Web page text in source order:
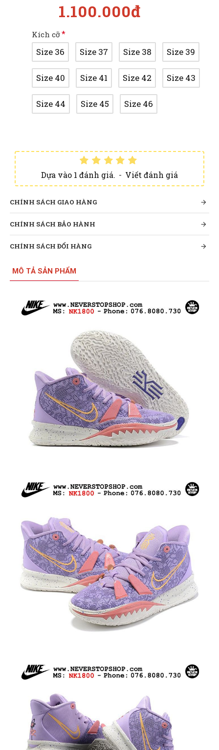
Dựa vào 1 đánh giá. - Viết đánh giá
1.100.000đ
Kích cỡ
Size 36 Size 37 Size 38 Size 39
Size 40 Size 41 Size 42 Size 43
Size 44 Size 45 Size 46
CHÍNH SÁCH GIAO HÀNG
CHÍNH SÁCH BẢO HÀNH
CHÍNH SÁCH ĐỔI HÀNG
MÔ TẢ SẢN PHẨM